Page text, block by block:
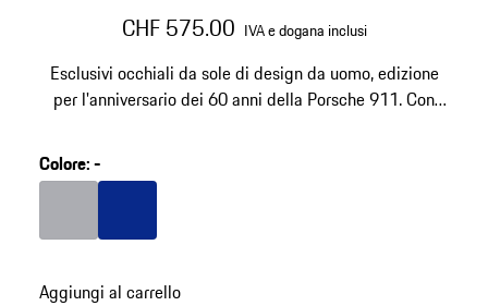
CHF 575.00 IVA e dogana inclusi
Esclusivi occhiali da sole di design da uomo, edizione
per l'anniversario dei 60 anni della Porsche 911. Con
Colore:-
Aggiungi al carrello